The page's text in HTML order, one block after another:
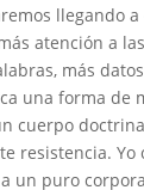
llegando a
atención a
más
una forma de
cuerpo
resistencia. Yo
un puro